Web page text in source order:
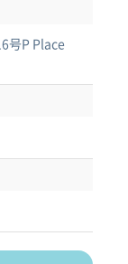
号P Place